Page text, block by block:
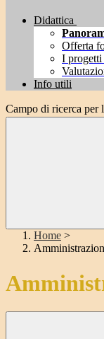
Didattica
Offerta
I progetti
Info utili
Campo di ricerca per
Home >